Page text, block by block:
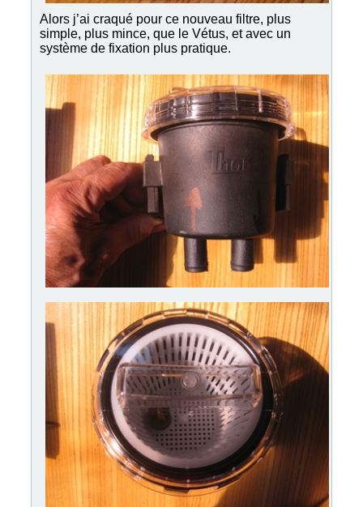
Alors j’ai craqué pour ce nouveau filtre, plus
simple, plus mince, que le Vétus, et avec un
système de fixation plus pratique.